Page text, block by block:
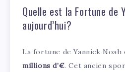
Quelle est la Fortune de
aujourd’hui?
La fortune de Yannick Noah
millions d’€. Cet ancien